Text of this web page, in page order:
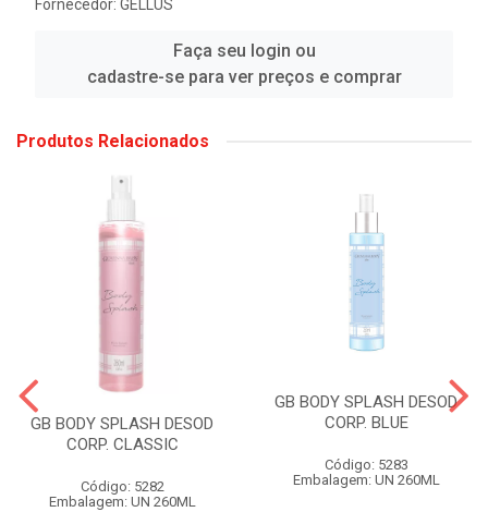
Fornecedor: GELLUS
Faça seu login ou
cadastre-se para ver preços e comprar
Produtos Relacionados
GB BODY SPLASH DESOD
CORP. CLASSIC
Código: 5282
Embalagem: UN 260ML
GB BODY SPLASH DESOD
CORP. BLUE
Código: 5283
Embalagem: UN 260ML